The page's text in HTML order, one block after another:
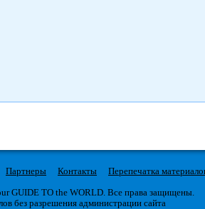
Партнеры Контакты
Перепечатка
GUIDE TO the WORLD. Все права защищены.
без разрешения администрации сайта